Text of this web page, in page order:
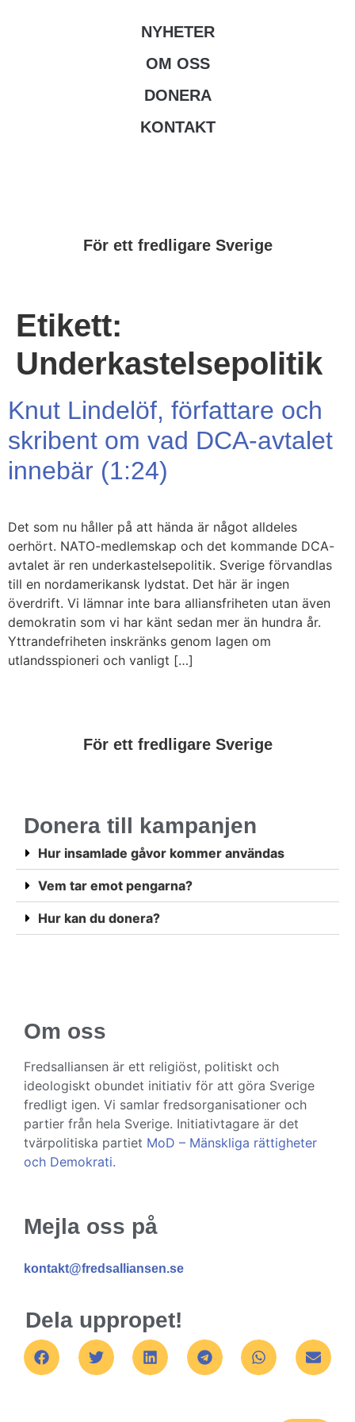
NYHETER
OM OSS
DONERA
KONTAKT
För ett fredligare Sverige
Etikett:
Underkastelsepolitik
Knut Lindelöf, författare och
skribent om vad DCA-avtalet
innebär (1:24)
Det som nu håller på att hända är något alldeles
oerhört. NATO-medlemskap och det kommande DCA-
avtalet är ren underkastelsepolitik. Sverige förvandlas
till en nordamerikansk lydstat. Det här är ingen
överdrift. Vi lämnar inte bara alliansfriheten utan även
demokratin som vi har känt sedan mer än hundra år.
Yttrandefriheten inskränks genom lagen om
utlandsspioneri och vanligt […]
För ett fredligare Sverige
Donera till kampanjen
Hur insamlade gåvor kommer användas
Vem tar emot pengarna?
Hur kan du donera?
Om oss
Fredsalliansen är ett religiöst, politiskt och
ideologiskt obundet initiativ för att göra Sverige
fredligt igen. Vi samlar fredsorganisationer och
partier från hela Sverige. Initiativtagare är det
tvärpolitiska partiet MoD – Mänskliga rättigheter
och Demokrati.
Mejla oss på
kontakt@fredsalliansen.se
Dela uppropet!